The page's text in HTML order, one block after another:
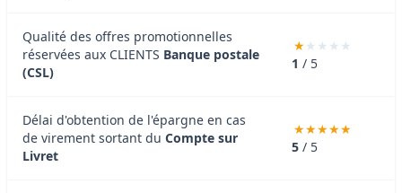
Qualité des offres promotionnelles
réservées aux CLIENTS Banque postale
(CSL)
1 / 5
Délai d'obtention de l'épargne en cas
de virement sortant du Compte sur
Livret
5 / 5